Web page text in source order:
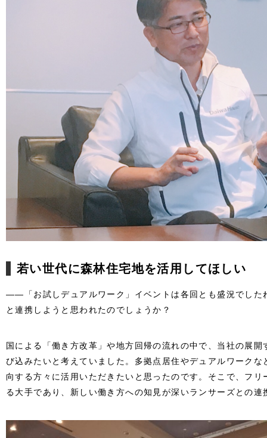
若い世代に森林住宅地を活用してほしい
――「お試しデュアルワーク」イベントは各回とも盛況でした
と連携しようと思われたのでしょうか？
国による「働き方改革」や地方回帰の流れの中で、当社の展
び込みたいと考えていました。多拠点居住やデュアルワーク
向する方々に活用いただきたいと思ったのです。そこで、フ
る大手であり、新しい働き方への知見が深いランサーズとの連